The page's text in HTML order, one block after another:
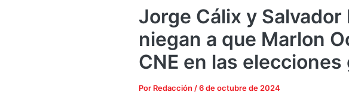
Jorge Cálix y Salvador
niegan a que Marlon
CNE en las
Por Redacción /6 de octubre de 2024